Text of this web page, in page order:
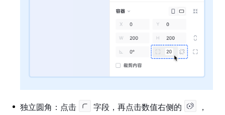
独立圆角：点击 字段，再点击数值右侧的
，